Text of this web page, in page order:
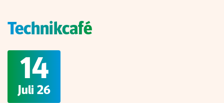
Technikcafé
14
Juli 26